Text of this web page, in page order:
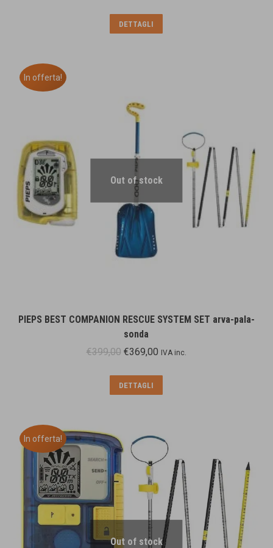
DETTAGLI
In offerta!
Out of stock
PIEPS BEST COMPANION RESCUE SYSTEM SET arva-pala-
sonda
€399,00 Il
originale
era:
€369,00Il
è:
IVA inc.
DETTAGLI
In offerta!
Out of stock